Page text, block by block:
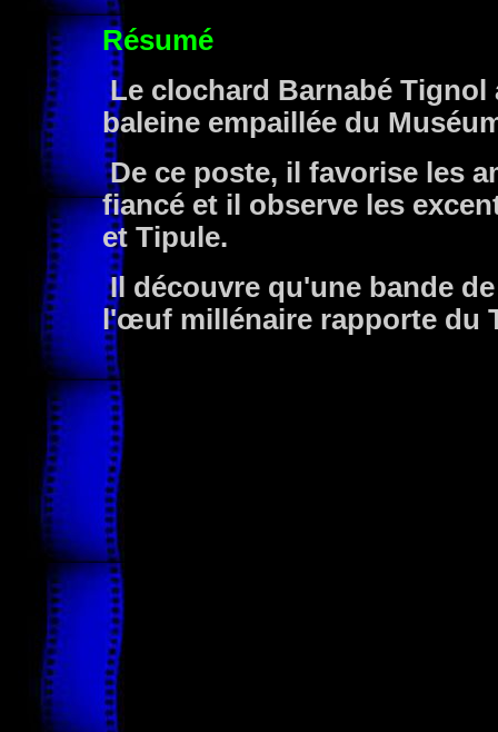
Résumé
Le clochard Barnabé Tignol
baleine empaillée du
De ce poste, il favorise les
fiancé et il observe les
et Tipule.
Il découvre qu'une bande
l'œuf millénaire rapporte du